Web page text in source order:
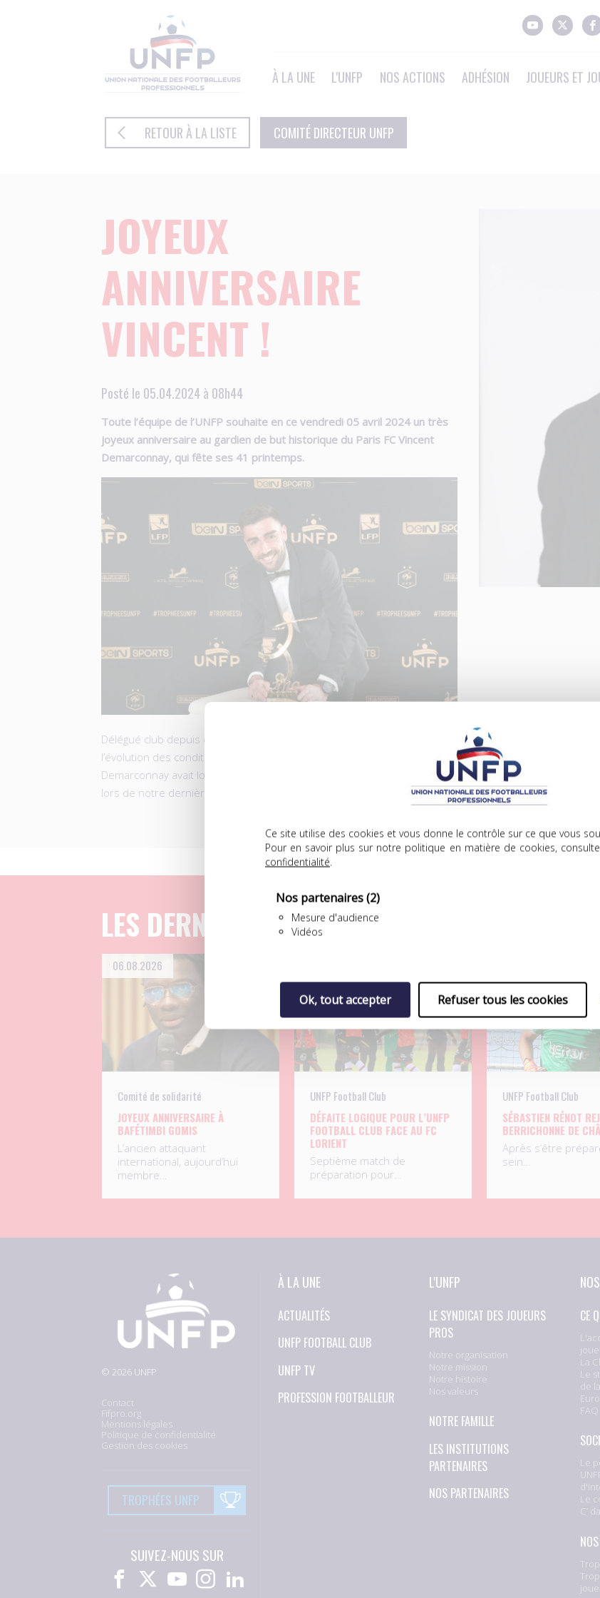
Ce site utilise des cookies et vous donne le contrôle sur ce que vous
Pour en savoir plus sur notre politique en matière de cookies,
confidentialité.
Nos partenaires(2)
Mesure d'audience
Vidéos
Ok, tout accepter Refuser tous les cookies
À LA UNE L'UNFP NOS ACTIONS ADHÉSION JOUEURS ET
RETOUR À LA LISTE COMITÉ DIRECTEUR UNFP
JOYEUX
ANNIVERSAIRE
VINCENT !
Posté le 05.04.2024 à 08h44
Toute l’équipe de l’UNFP souhaite en ce vendredi 05 avril 2024 un très
joyeux anniversaire au gardien de but historique du Paris FC Vincent
Demarconnay, qui fête ses 41 printemps.
Délégué club depuis de nombreuses années et très impliqué par
l’évolution des conditions du métier de footballeur, Vincent
Demarconnay avait logiquement intégré le comité directeur de l’UNFP
lors de notre dernière Assemblée Générale en décembre 2022.
LES DERNIERS ARTICLES
06.08.2026
Comité de solidarité
JOYEUX ANNIVERSAIRE À
BAFÉTIMBI GOMIS
L’ancien attaquant
international, aujourd’hui
membre…
UNFP Football Club
DÉFAITE LOGIQUE POUR L’UNFP
FOOTBALL CLUB FACE AU FC
LORIENT
Septième match de
préparation pour…
UNFP Football Club
SÉBASTIEN RÉNOT
BERRICHONNE DE
Après s’être
sein…
© 2026 UNFP
Contact
Fifpro.org
Mentions légales
Politique de confidentialité
Gestion des cookies
TROPHÉES UNFP
SUIVEZ-NOUS SUR
À LA UNE
ACTUALITÉS
UNFP FOOTBALL CLUB
UNFP TV
PROFESSION FOOTBALLEUR
L'UNFP
LE SYNDICAT DES JOUEURS
PROS
Notre organisation
Notre mission
Notre histoire
Nos valeurs
NOTRE FAMILLE
LES INSTITUTIONS
PARTENAIRES
NOS PARTENAIRES
CE
La
Le
de
FAQ
Le
Le
C’